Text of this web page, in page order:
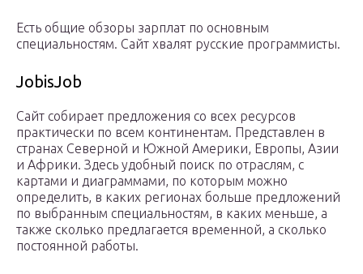
Есть общие обзоры зарплат по основным
специальностям. Сайт хвалят русские программисты.
JobisJob
Сайт собирает предложения со всех ресурсов
практически по всем континентам. Представлен в
странах Северной и Южной Америки, Европы, Азии
и Африки. Здесь удобный поиск по отраслям, с
картами и диаграммами, по которым можно
определить, в каких регионах больше предложений
по выбранным специальностям, в каких меньше, а
также сколько предлагается временной, а сколько
постоянной работы.